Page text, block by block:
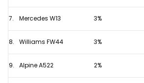
7. Mercedes W13 3%
8. Williams FW44 3%
9. Alpine A522 2%